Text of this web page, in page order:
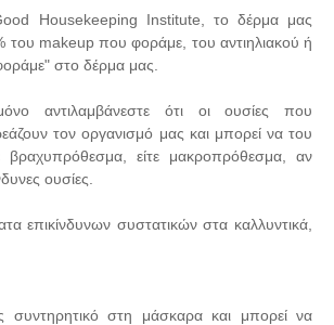
Housekeeping Institute, το δέρμα μας
makeup που φοράμε, του αντιηλιακού ή
στο δέρμα μας.
αντιλαμβάνεστε ότι οι ουσίες που
τον οργανισμό μας και μπορεί να του
βραχυπρόθεσμα, είτε μακροπρόθεσμα, αν
ουσίες.
επικίνδυνων συστατικών στα καλλυντικά,
συντηρητικό στη μάσκαρα και μπορεί να